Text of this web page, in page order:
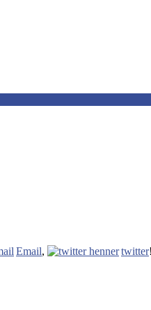
Email, twitter!